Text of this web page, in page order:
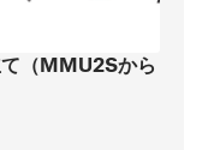
（MMU2Sから